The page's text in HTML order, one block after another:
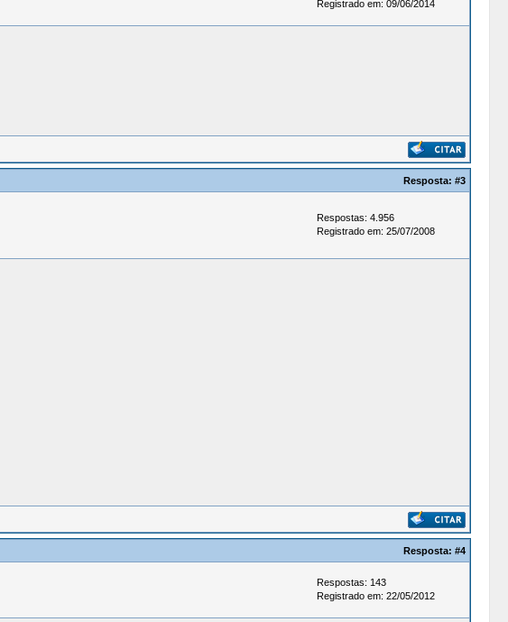
Registrado em: 09/06/2014
Resposta: #3
Respostas: 4.956
Registrado em: 25/07/2008
Resposta: #4
Respostas: 143
Registrado em: 22/05/2012